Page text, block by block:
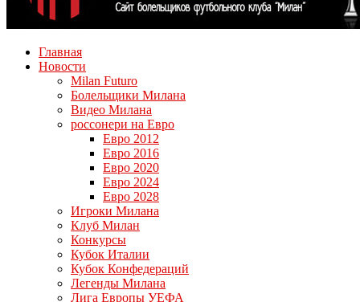
Главная
Новости
Milan Futuro
Болельщики Милана
Видео Милана
россонери на Евро
Евро 2012
Евро 2016
Евро 2020
Евро 2024
Евро 2028
Игроки Милана
Клуб Милан
Конкурсы
Кубок Италии
Кубок Конфедераций
Легенды Милана
Лига Европы УЕФА